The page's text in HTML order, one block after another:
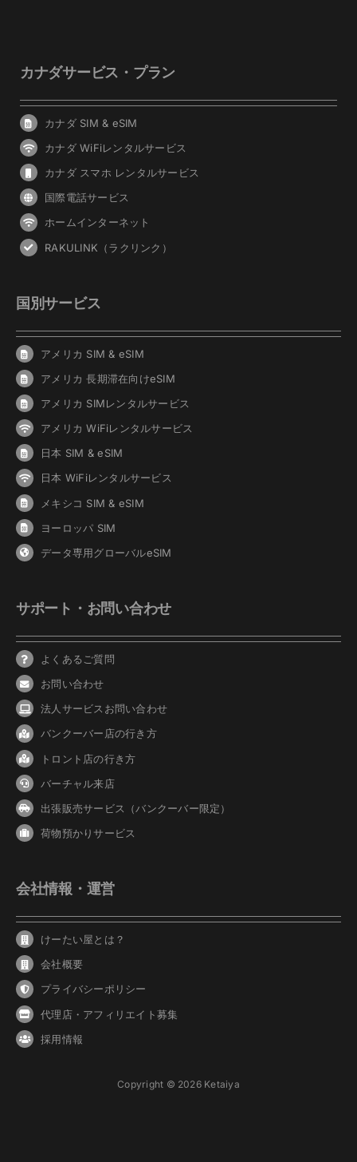
カナダサービス・プラン
カナダ SIM & eSIM
カナダ WiFiレンタルサービス
カナダ スマホ レンタルサービス
国際電話サービス
ホームインターネット
RAKULINK（ラクリンク）
国別サービス
アメリカ SIM & eSIM
アメリカ 長期滞在向けeSIM
アメリカ SIMレンタルサービス
アメリカ WiFiレンタルサービス
日本 SIM & eSIM
日本 WiFiレンタルサービス
メキシコ SIM & eSIM
ヨーロッパ SIM
データ専用グローバルeSIM
サポート・お問い合わせ
よくあるご質問
お問い合わせ
法人サービスお問い合わせ
バンクーバー店の行き方
トロント店の行き方
バーチャル来店
出張販売サービス（バンクーバー限定）
荷物預かりサービス
会社情報・運営
けーたい屋とは？
会社概要
プライバシーポリシー
代理店・アフィリエイト募集
採用情報
Copyright © 2026 Ketaiya